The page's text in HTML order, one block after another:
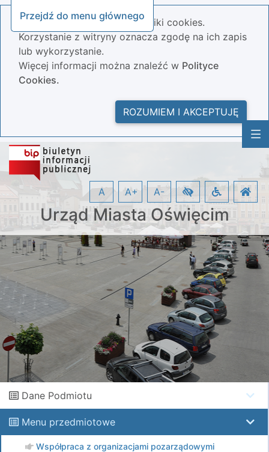
Przejdź do menu głównego
Nasza strona wykorzystuje pliki cookies.
Korzystanie z witryny oznacza zgodę na ich zapis
lub wykorzystanie.
Więcej informacji można znaleźć w Polityce
Cookies.
ROZUMIEM I AKCEPTUJĘ
Urząd Miasta Oświęcim
A A+ A-
Dane Podmiotu
Menu przedmiotowe
Współpraca z organizacjami pozarządowymi